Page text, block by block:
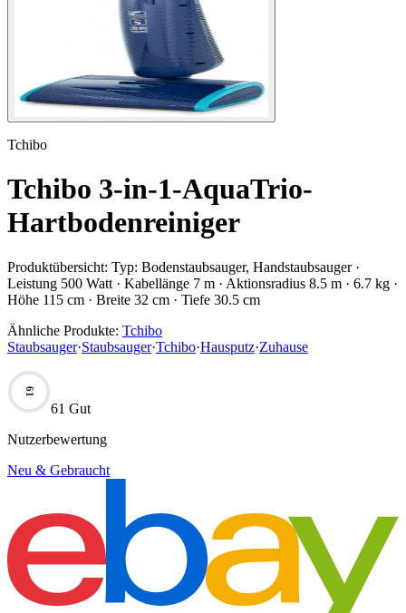
Tchibo
Tchibo 3-in-1-AquaTrio-
Hartbodenreiniger
Produktübersicht: Typ: Bodenstaubsauger, Handstaubsauger ·
Leistung 500 Watt · Kabellänge 7 m · Aktionsradius 8.5 m · 6.7 kg ·
Höhe 115 cm · Breite 32 cm · Tiefe 30.5 cm
Ähnliche Produkte: Tchibo
Staubsauger·Staubsauger·Tchibo·Hausputz·Zuhause
61
61 Gut
Nutzerbewertung
Neu & Gebraucht